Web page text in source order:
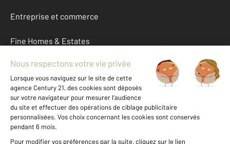
Entreprise et commerce
Fine Homes & Estates
À propos
International
Nous contacter